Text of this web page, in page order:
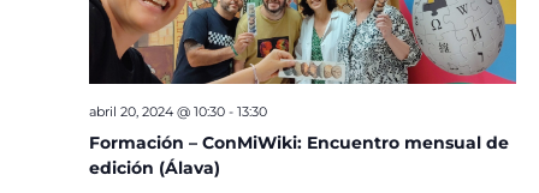
Formación – ConMiWiki: Encuentro mensual de
edición (Álava)
abril 20, 2024 @ 10:30- 13:30